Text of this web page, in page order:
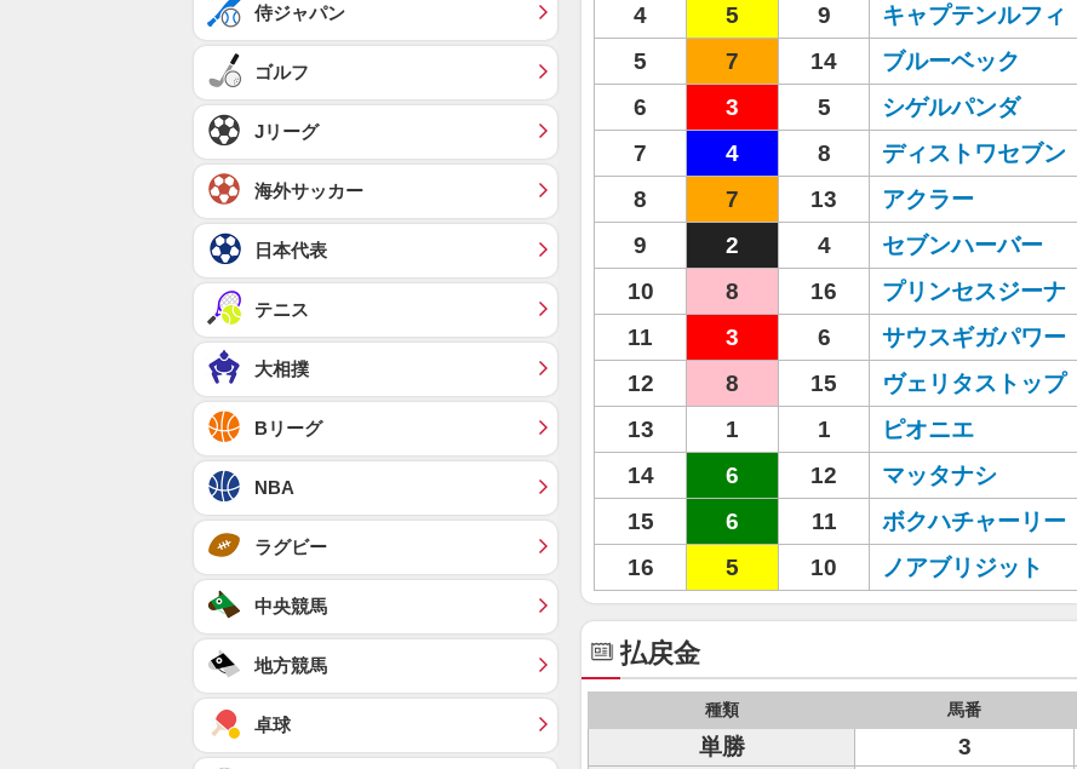
4
5 9 キャプテンルフィ
5
7 14 ブルーベック
6
3 5 シゲルパンダ
7
4 8 ディストワセブン
8
7 13 アクラー
9
2 4 セブンハーバー
10
8 16 プリンセスジーナ
11
3 6 サウスギガパワー
12
8 15 ヴェリタストップ
13
1 1 ピオニエ
14
6 12 マッタナシ
15
6 11 ボクハチャーリー
16
5 10 ノアブリジット
払戻金
種類 馬番
単勝 3
侍ジャパン
ゴルフ
Jリーグ
海外サッカー
日本代表
テニス
大相撲
Bリーグ
NBA
ラグビー
中央競馬
地方競馬
卓球